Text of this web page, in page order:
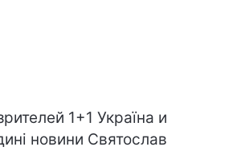
1+1 Україна и
новини Святослав